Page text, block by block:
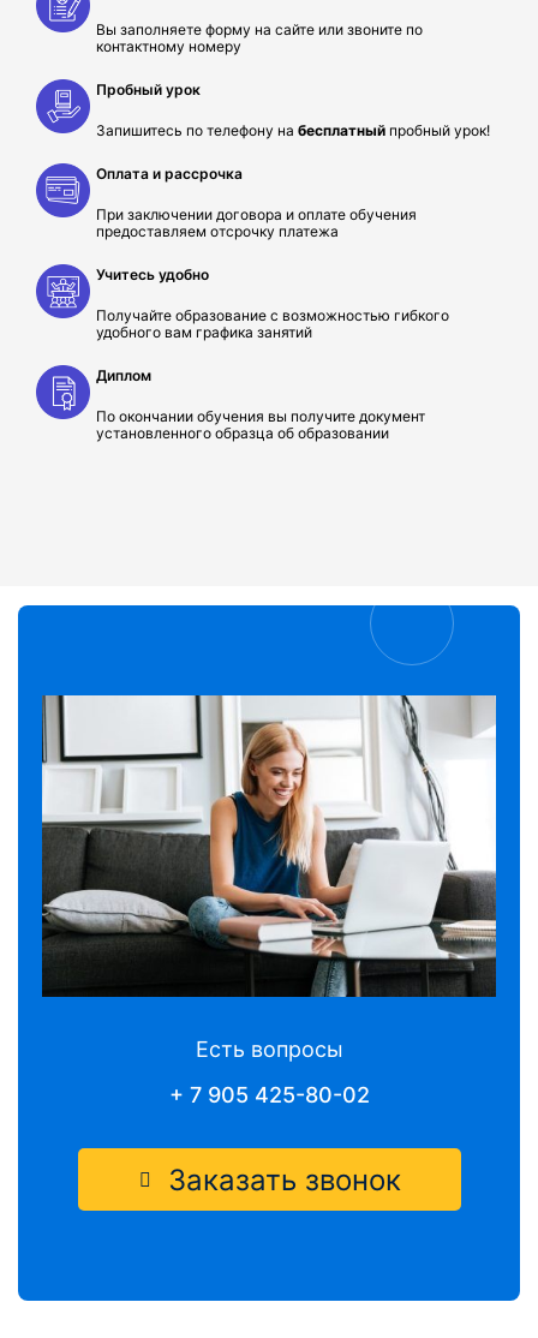
Вы заполняете форму на сайте или звоните по
контактному номеру
Пробный урок
Запишитесь по телефону на бесплатный пробный урок!
Оплата и рассрочка
При заключении договора и оплате обучения
предоставляем отсрочку платежа
Учитесь удобно
Получайте образование с возможностью гибкого
удобного вам графика занятий
Диплом
По окончании обучения вы получите документ
установленного образца об образовании
Есть вопросы
+ 7 905 425-80-02
Заказать звонок